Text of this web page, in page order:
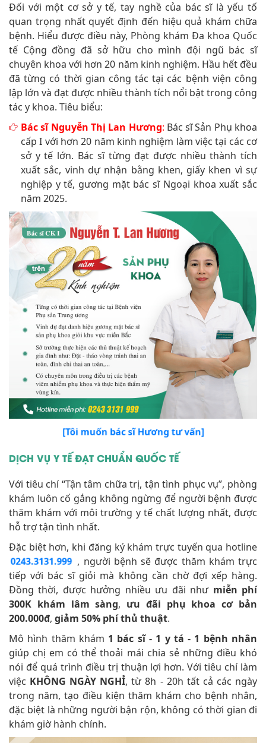
Đối với một cơ sở y tế, tay nghề của bác sĩ là yếu tố
quan trọng nhất quyết định đến hiệu quả khám chữa
bệnh. Hiểu được điều này, Phòng khám Đa khoa Quốc
tế Cộng đồng đã sở hữu cho mình đội ngũ bác sĩ
chuyên khoa với hơn 20 năm kinh nghiệm. Hầu hết đều
đã từng có thời gian công tác tại các bệnh viện công
lập lớn và đạt được nhiều thành tích nổi bật trong công
tác y khoa. Tiêu biểu:
Bác sĩ Nguyễn Thị Lan Hương: Bác sĩ Sản Phụ khoa
cấp I với hơn 20 năm kinh nghiệm làm việc tại các cơ
sở y tế lớn. Bác sĩ từng đạt được nhiều thành tích
xuất sắc, vinh dự nhận bằng khen, giấy khen vì sự
nghiệp y tế, gương mặt bác sĩ Ngoại khoa xuất sắc
năm 2025.
[Tôi muốn bác sĩ Hương tư vấn]
DỊCH VỤ Y TẾ ĐẠT CHUẨN QUỐC TẾ
Với tiêu chí “Tận tâm chữa trị, tận tình phục vụ”, phòng
khám luôn cố gắng không ngừng để người bệnh được
thăm khám với môi trường y tế chất lượng nhất, được
hỗ trợ tận tình nhất.
Đặc biệt hơn, khi đăng ký khám trực tuyến qua hotline
0243.3131.999 , người bệnh sẽ được thăm khám trực
tiếp với bác sĩ giỏi mà không cần chờ đợi xếp hàng.
Đồng thời, được hưởng nhiều ưu đãi như miễn phí
300K khám lâm sàng, ưu đãi phụ khoa cơ bản
200.000đ, giảm 50% phí thủ thuật.
Mô hình thăm khám 1 bác sĩ - 1 y tá - 1 bệnh nhân
giúp chị em có thể thoải mái chia sẻ những điều khó
nói để quá trình điều trị thuận lợi hơn. Với tiêu chí làm
việc KHÔNG NGÀY NGHỈ, từ 8h - 20h tất cả các ngày
trong năm, tạo điều kiện thăm khám cho bệnh nhân,
đặc biệt là những người bận rộn, không có thời gian đi
khám giờ hành chính.